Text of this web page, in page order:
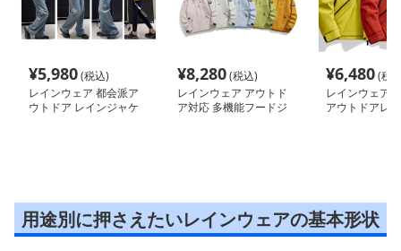
¥5,980(税込)
レインウェア 都会派ア
ウトドア レインジャケ
¥8,280(税込)
レインウェア アウトド
ア対応 多機能フードジ
¥6,480(税
レインウェア
アウトドアレ
用途別に押さえたいレインウェアの基本形状